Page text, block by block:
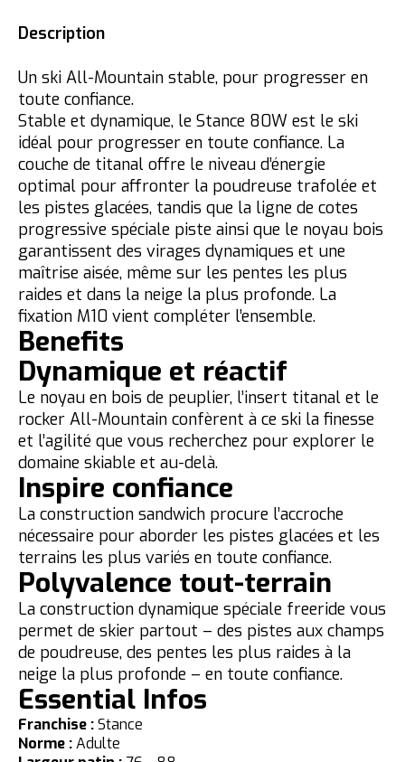
Description
Un ski All-Mountain stable, pour progresser en
toute confiance.
Stable et dynamique, le Stance 80W est le ski
idéal pour progresser en toute confiance. La
couche de titanal offre le niveau d’énergie
optimal pour affronter la poudreuse trafolée et
les pistes glacées, tandis que la ligne de cotes
progressive spéciale piste ainsi que le noyau bois
garantissent des virages dynamiques et une
maîtrise aisée, même sur les pentes les plus
raides et dans la neige la plus profonde. La
fixation M10 vient compléter l’ensemble.
Benefits
Dynamique et réactif
Le noyau en bois de peuplier, l’insert titanal et le
rocker All-Mountain confèrent à ce ski la finesse
et l’agilité que vous recherchez pour explorer le
domaine skiable et au-delà.
Inspire confiance
La construction sandwich procure l’accroche
nécessaire pour aborder les pistes glacées et les
terrains les plus variés en toute confiance.
Polyvalence tout-terrain
La construction dynamique spéciale freeride vous
permet de skier partout – des pistes aux champs
de poudreuse, des pentes les plus raides à la
neige la plus profonde – en toute confiance.
Essential Infos
Franchise :Stance
Norme :Adulte